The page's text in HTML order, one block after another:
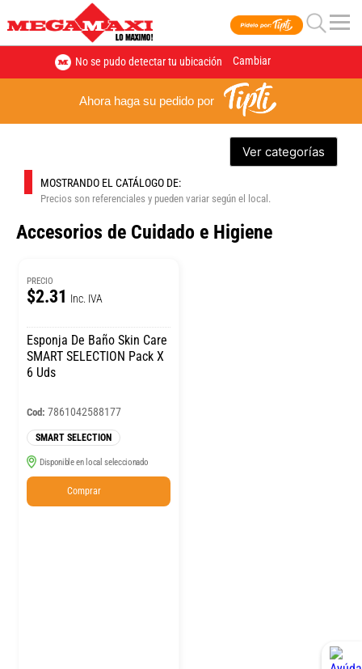
No se pudo detectar tu ubicación Cambiar
Ahora haga su pedido por
Ver categorías
MOSTRANDO EL CATÁLOGO DE:
Precios son referenciales y pueden variar según el local.
Accesorios de Cuidado e Higiene
PRECIO
$2.31 Inc. IVA
Esponja De Baño Skin Care
SMART SELECTION Pack X
6 Uds
Cod: 7861042588177
SMART SELECTION
Disponible en local seleccionado
Comprar